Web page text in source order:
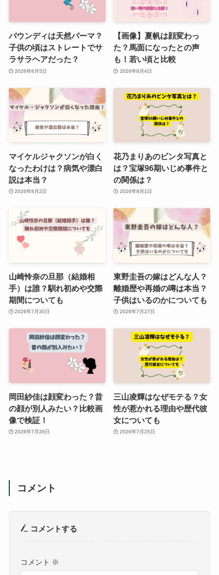
バウンディは天然パーマ？
子供の頃はストレートでサ
ラサラヘアだった？
2026年8月5日
【画像】夏帆は顔変わっ
た？馬面になったとの声
も！若い頃と比較
2026年8月4日
マイケルジャクソンが白く
なったわけは？病気や漂白
説は本当？
2026年8月2日
花乃まりあのビンタ写真と
は？宝塚96期いじめ事件と
の関係は？
2026年8月1日
山崎怜奈の旦那（結婚相
手）は誰？馴れ初めや交際
期間についても
2026年7月30日
東野圭吾の嫁はどんな人？
離婚歴や再婚の噂は本当？
子供はいるのかについても
2026年7月27日
岡田紗佳は顔変わった？昔
の顔が別人みたい？比較画
像で検証！
2026年7月26日
三山凌輝はなぜモテる？女
性が惹かれる理由や歴代彼
女についても
2026年7月25日
コメント
コメントする
コメント ※